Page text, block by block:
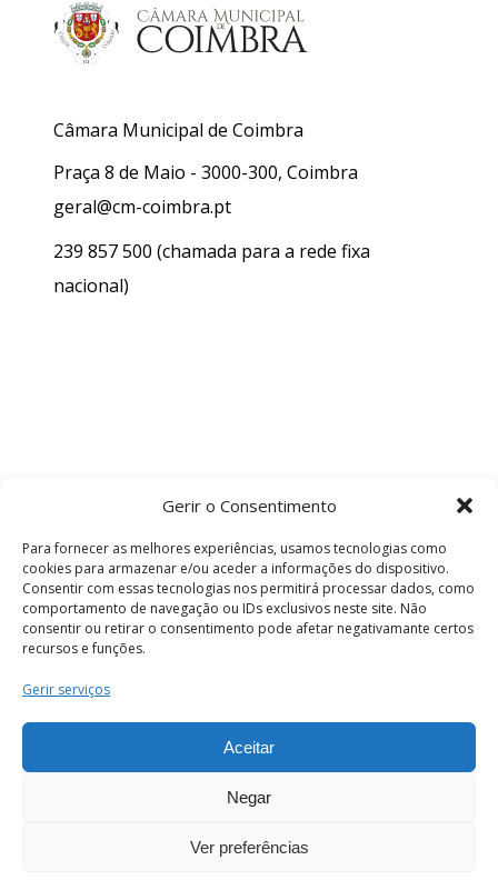
Gerir o Consentimento
Para fornecer as melhores experiências, usamos tecnologias como
cookies para armazenar e/ou aceder a informações do dispositivo.
Consentir com essas tecnologias nos permitirá processar dados, como
comportamento de navegação ou IDs exclusivos neste site. Não
consentir ou retirar o consentimento pode afetar negativamante certos
recursos e funções.
Gerir serviços
Aceitar
Negar
Ver preferências
Câmara Municipal de Coimbra
Praça 8 de Maio - 3000-300, Coimbra
geral@cm-coimbra.pt
239 857 500 (chamada para a rede fixa
nacional)
Termos e Condições
os direitos reservados.